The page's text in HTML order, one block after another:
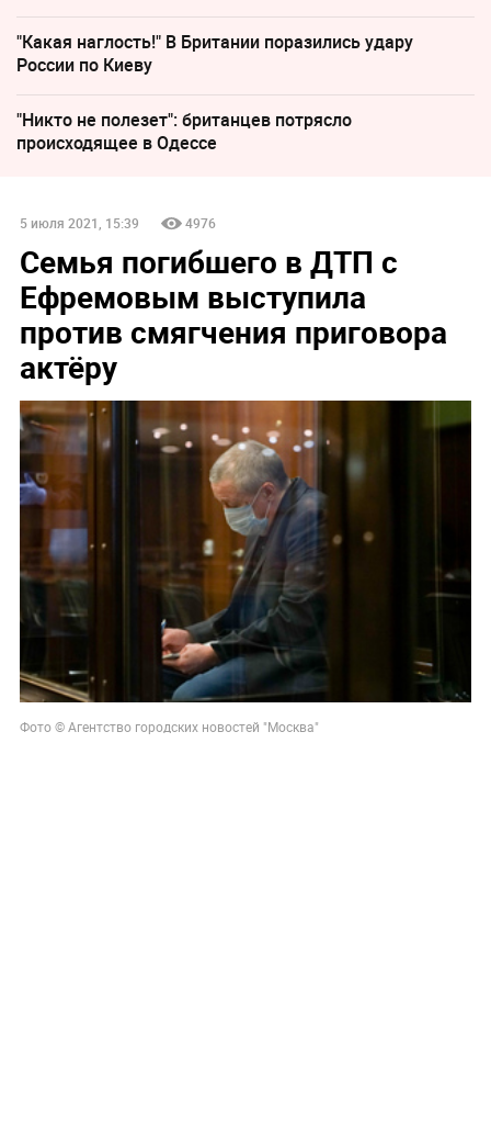
"Какая наглость!" В Британии поразились удару
России по Киеву
"Никто не полезет": британцев потрясло
происходящее в Одессе
5 июля 2021, 15:39 4976
Семья погибшего в ДТП с
Ефремовым выступила
против смягчения приговора
актёру
Фото © Агентство городских новостей "Москва"